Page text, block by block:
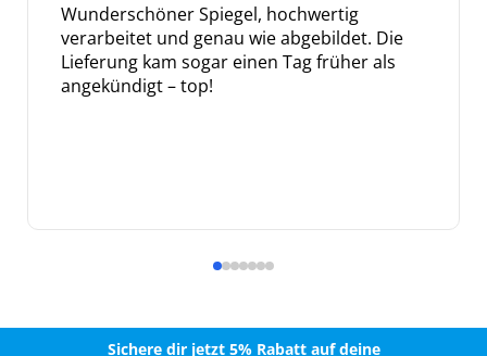
Wunderschöner Spiegel, hochwertig
verarbeitet und genau wie abgebildet. Die
Lieferung kam sogar einen Tag früher als
angekündigt – top!
Sichere dir jetzt 5% Rabatt auf deine